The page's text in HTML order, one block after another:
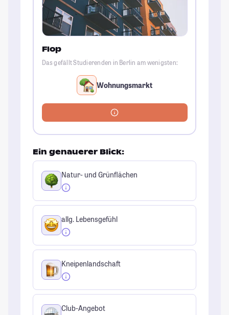
Flop
Das gefällt Studierenden in Berlin am wenigsten:
Wohnungsmarkt
Ein genauerer Blick:
Natur- und Grünflächen
allg. Lebensgefühl
Kneipenlandschaft
Club-Angebot